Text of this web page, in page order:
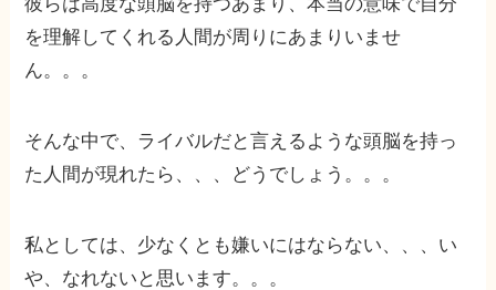
を理解してくれる人間が周りにあまりいませ
ん。。。
そんな中で、ライバルだと言えるような頭脳を持っ
た人間が現れたら、、、どうでしょう。。。
私としては、少なくとも嫌いにはならない、、、い
や、なれないと思います。。。